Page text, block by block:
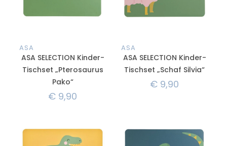
ASA
ASA SELECTION Kinder-
Tischset „Pterosaurus
Pako“
€ 9,90
ASA
ASA SELECTION Kinder-
Tischset „Schaf Silvia“
€ 9,90